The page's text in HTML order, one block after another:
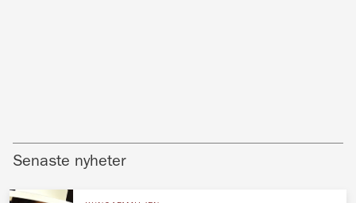
Senaste nyheter